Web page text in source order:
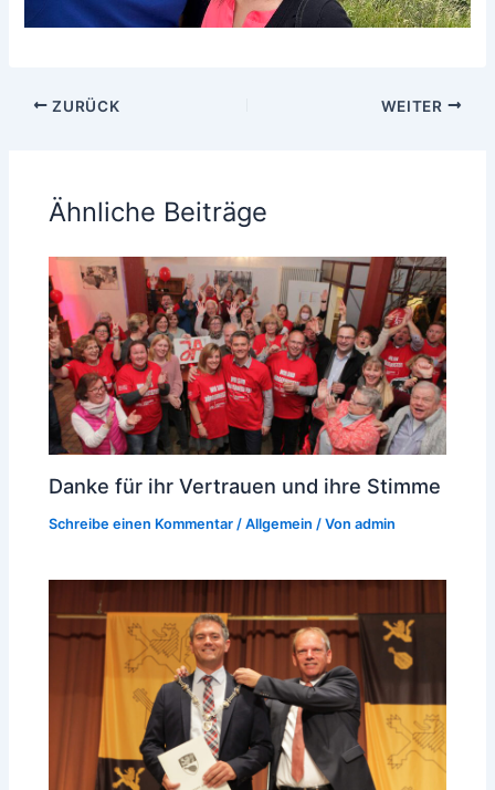
ZURÜCK WEITER
Ähnliche Beiträge
Danke für ihr Vertrauen und ihre Stimme
Schreibe einen Kommentar /Allgemein / Vonadmin